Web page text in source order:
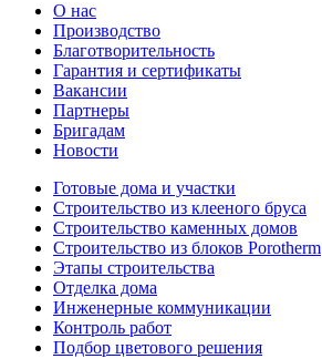
О нас
Производство
Благотворительность
Гарантия и сертификаты
Вакансии
Партнеры
Бригадам
Новости
Готовые дома и участки
Строительство из клееного бруса
Строительство каменных домов
Строительство из блоков Porotherm
Этапы строительства
Отделка дома
Инженерные коммуникации
Контроль работ
Подбор цветового решения